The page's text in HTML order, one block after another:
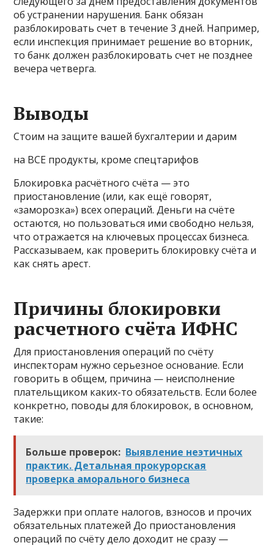
об устранении нарушения. Банк обязан
разблокировать счет в течение 3 дней. Например,
если инспекция принимает решение во вторник,
то банк должен разблокировать счет не позднее
вечера четверга.
Выводы
Стоим на защите вашей бухгалтерии и дарим
на ВСЕ продукты, кроме спецтарифов
Блокировка расчётного счёта — это
приостановление (или, как ещё говорят,
«заморозка») всех операций. Деньги на счёте
остаются, но пользоваться ими свободно нельзя,
что отражается на ключевых процессах бизнеса.
Рассказываем, как проверить блокировку счёта и
как снять арест.
Причины блокировки
расчетного счёта ИФНС
Для приостановления операций по счёту
инспекторам нужно серьезное основание. Если
говорить в общем, причина — неисполнение
плательщиком каких-то обязательств. Если более
конкретно, поводы для блокировок, в основном,
такие:
Больше проверок: Выявление неэтичных
практик. Детальная прокурорская
проверка аморального бизнеса
Задержки при оплате налогов, взносов и прочих
обязательных платежей До приостановления
операций по счёту дело доходит не сразу —